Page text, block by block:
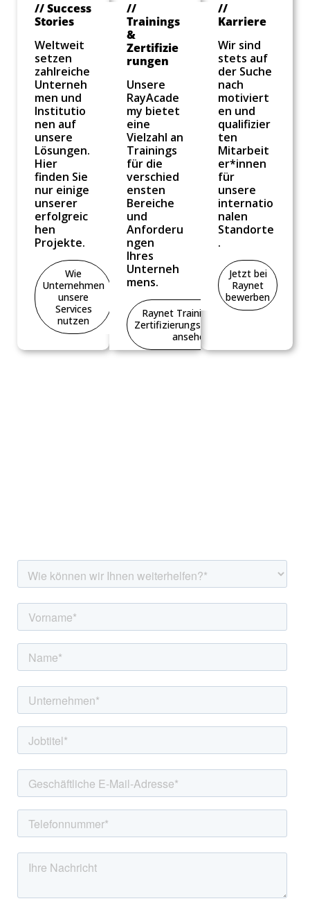
// Success
Stories
Weltweit
setzen
zahlreiche
Unterneh
men und
Institutio
nen auf
unsere
Lösungen.
Hier
finden Sie
nur einige
unserer
erfolgreic
hen
Projekte.
Wie
Unternehmen
unsere
Services
nutzen
//
Trainings
&
Zertifizie
rungen
Unsere
RayAcade
my bietet
eine
Vielzahl an
Trainings
für die
verschied
ensten
Bereiche
und
Anforderu
ngen
Ihres
Unterneh
mens.
Raynet Trainings- und
Zertifizierungsprogramm
ansehen
//
Karriere
Wir sind
stets auf
der Suche
nach
motiviert
en und
qualifizier
ten
Mitarbeit
er*innen
für
unsere
internatio
nalen
Standorte
.
Jetzt bei
Raynet
bewerben